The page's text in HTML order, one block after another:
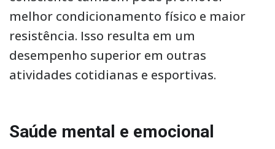
melhor condicionamento físico e maior
resistência. Isso resulta em um
desempenho superior em outras
atividades cotidianas e esportivas.
Saúde mental e emocional